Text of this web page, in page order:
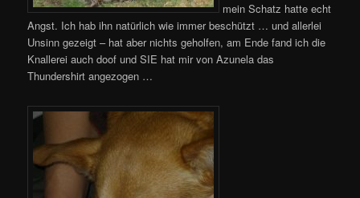
mein Schatz hatte echt
Angst. Ich hab ihn natürlich wie immer beschützt … und allerlei
Unsinn gezeigt – hat aber nichts geholfen, am Ende fand ich die
Knallerei auch doof und SIE hat mir von Azunela das
Thundershirt angezogen …